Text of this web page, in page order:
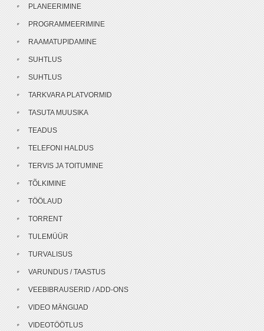
PLANEERIMINE
PROGRAMMEERIMINE
RAAMATUPIDAMINE
SUHTLUS
SUHTLUS
TARKVARA PLATVORMID
TASUTA MUUSIKA
TEADUS
TELEFONI HALDUS
TERVIS JA TOITUMINE
TÕLKIMINE
TÖÖLAUD
TORRENT
TULEMÜÜR
TURVALISUS
VARUNDUS / TAASTUS
VEEBIBRAUSERID / ADD-ONS
VIDEO MÄNGIJAD
VIDEOTÖÖTLUS